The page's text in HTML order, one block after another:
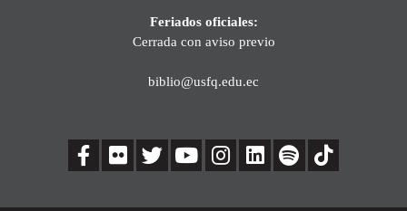
Feriados oficiales:
Cerrada con aviso previo
biblio@usfq.edu.ec